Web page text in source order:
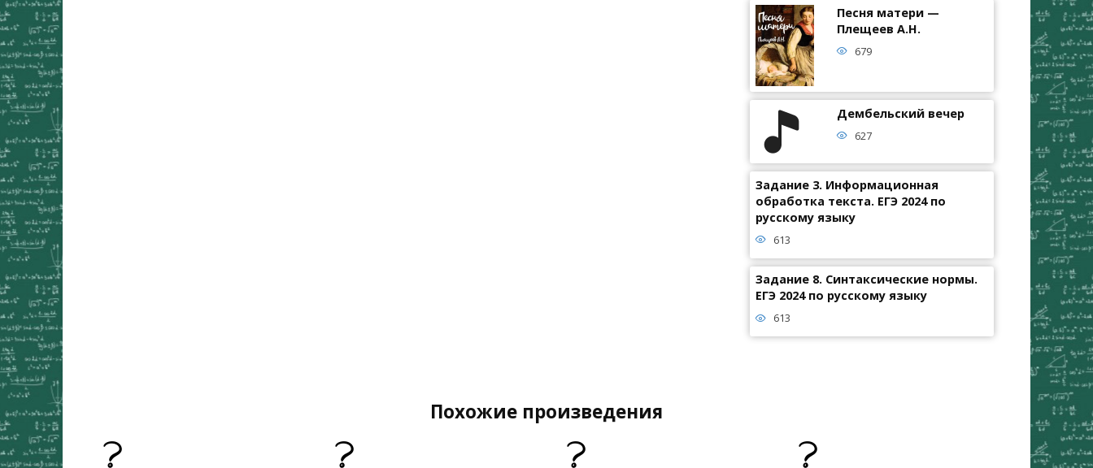
Песня матери —
Плещеев А.Н.
679
Дембельский вечер
627
Задание 3. Информационная
обработка текста. ЕГЭ 2024 по
русскому языку
613
Задание 8. Синтаксические нормы.
ЕГЭ 2024 по русскому языку
613
Похожие произведения